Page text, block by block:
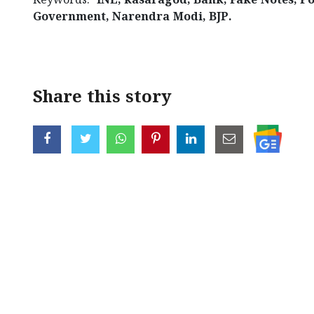
Government, Narendra Modi, BJP.
Share this story